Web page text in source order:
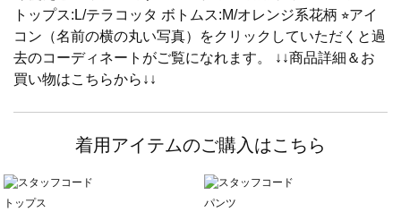
トップス:L/テラコッタ ボトムス:M/オレンジ系花柄 ⭐︎アイ
コン（名前の横の丸い写真）をクリックしていただくと過
去のコーディネートがご覧になれます。 ↓↓商品詳細＆お
買い物はこちらから↓↓
着用アイテムのご購入はこちら
トップス
パンツ